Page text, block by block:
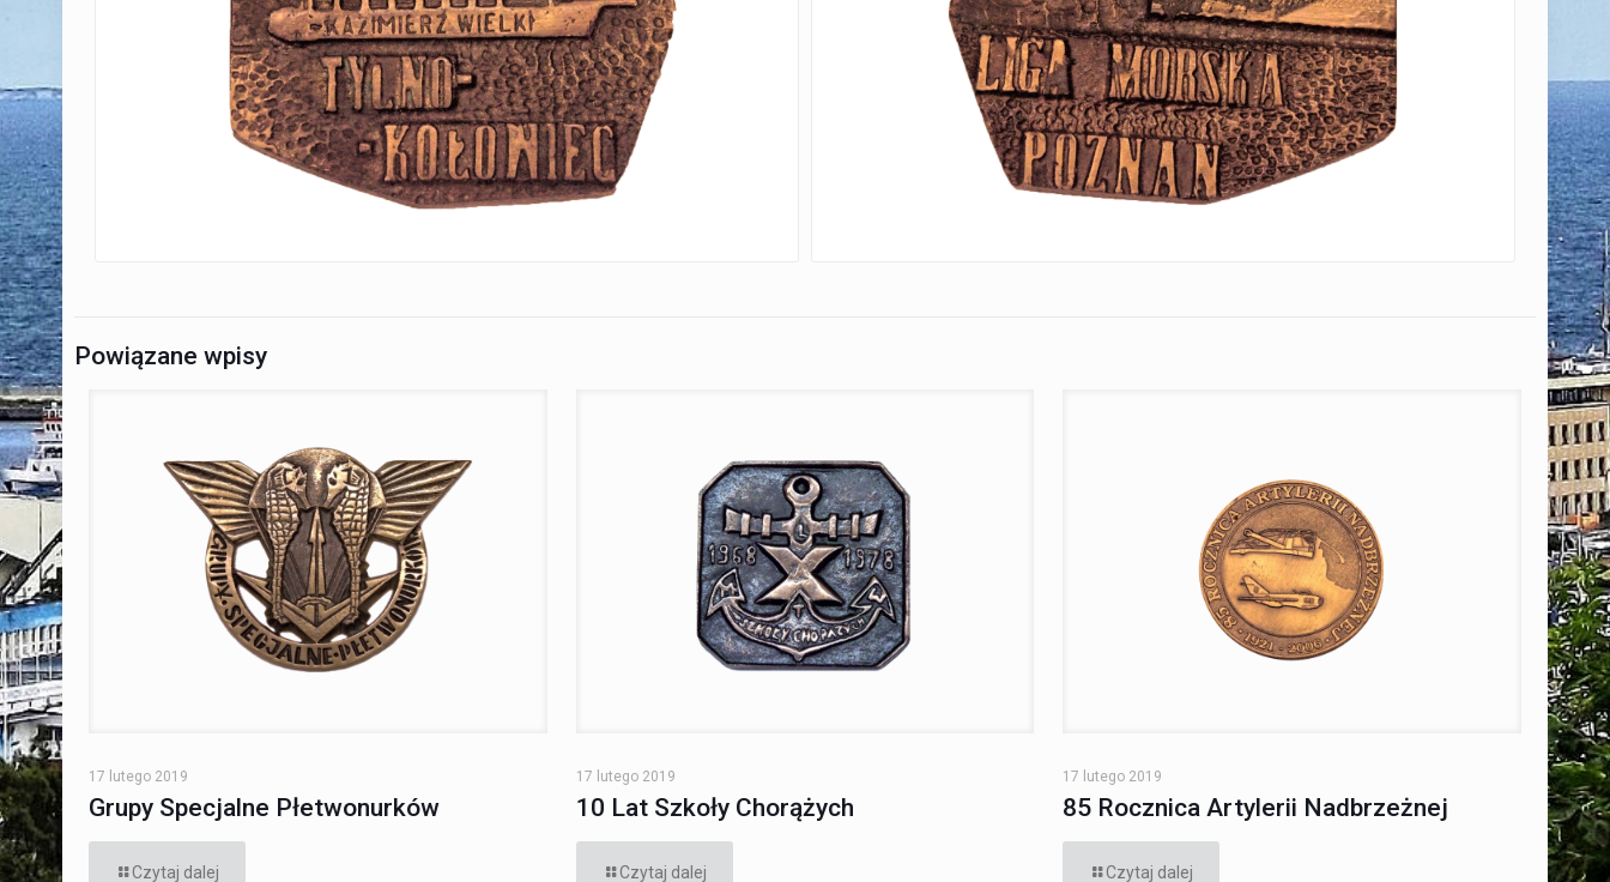
Powiązane wpisy
17 lutego 2019
Grupy Specjalne Płetwonurków
Czytaj dalej
17 lutego 2019
10 Lat Szkoły Chorążych
Czytaj dalej
17 lutego 2019
85 Rocznica Artylerii Nadbrzeżnej
Czytaj dalej